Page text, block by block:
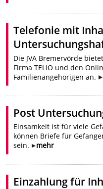
Telefonie mit
Die JVA Bremervörde
Firma TELIO und den
Familienangehörigen an.
Post
Einsamkeit ist für viele
können Briefe für
sein.
mehr
Einzahlung für